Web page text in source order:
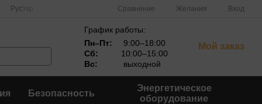
Рус Сравнение Желания Вход
График работы:
Пн–Пт:
9:00–18:00
Сб:
10:00–15:00
Вс:
выходной
Мой заказ
Безопасность
Энергетическое
оборудование